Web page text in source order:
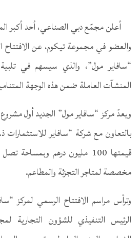
أعلن مجمّع دبي الصناعي، أحد أكبر
والعضو في مجموعة تيكوم، عن الافتتاح
“سافاير مول”، والذي سيسهم في
المنشآت العاملة ضمن هذه الوجهة
ويعدّ مركز “سافاير مول” الجديد أول
بالتعاون مع شركة “سافاير للاستثمارات
مخصصة لمتاجر التجزئة والمطاعم.
وترأس مراسم الافتتاح الرسمي لمركز
الرئيس التنفيذي للشؤون التجارية